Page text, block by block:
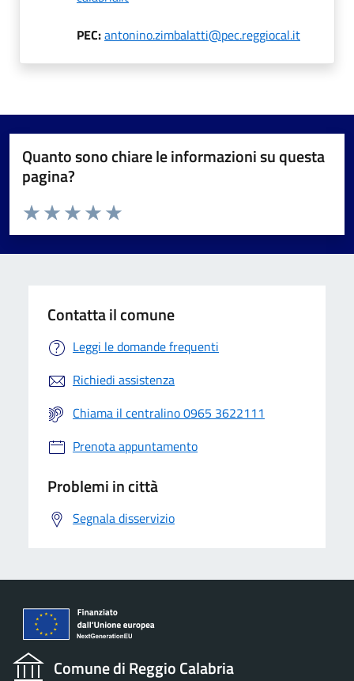
PEC:antonino.zimbalatti@pec.reggiocal.it
Quanto sono chiare le informazioni su questa
pagina?
Valuta da 1 a 5 stelle la pagina
Valuta 5 stelle su 5
Valuta 4 stelle su 5
Valuta 3 stelle su 5
Valuta 2 stelle su 5
Valuta 1 stelle su 5
Contatta il comune
Leggi le domande frequenti
Richiedi assistenza
Chiama il centralino 0965 3622111
Prenota appuntamento
Problemi in città
Segnala disservizio
Comune di Reggio Calabria